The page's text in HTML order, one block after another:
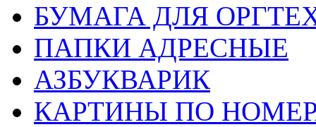
БУМАГА ДЛЯ
ПАПКИ АДРЕСНЫЕ
АЗБУКВАРИК
КАРТИНЫ ПО